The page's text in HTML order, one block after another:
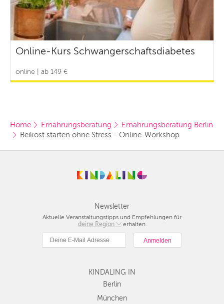
Online-Kurs Schwangerschaftsdiabetes
online | ab 149 €
Home Ernährungsberatung
Ernährungsberatung Berlin
Beikost starten ohne Stress - Online-Workshop
Newsletter
Aktuelle Veranstaltungstipps und Empfehlungen für
deine Region
Berlin
München
Hamburg
Köln
Düsseldorf
Stuttgart
erhalten.
KINDALING IN
Berlin
München